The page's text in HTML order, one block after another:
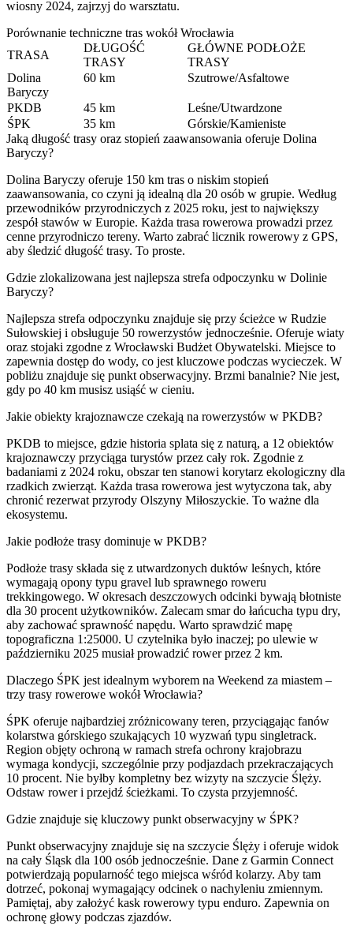
wiosny 2024, zajrzyj do warsztatu.
Porównanie techniczne tras wokół Wrocławia
TRASA
DŁUGOŚĆ
TRASY
GŁÓWNE PODŁOŻE
TRASY
Dolina
Baryczy
60 km Szutrowe/Asfaltowe
PKDB 45 km
Leśne/Utwardzone
ŚPK
35 km
Górskie/Kamieniste
Jaką długość trasy oraz stopień zaawansowania oferuje Dolina
Baryczy?
Dolina Baryczy oferuje 150 km tras o niskim stopień
zaawansowania, co czyni ją idealną dla 20 osób w grupie. Według
przewodników przyrodniczych z 2025 roku, jest to największy
zespół stawów w Europie. Każda trasa rowerowa prowadzi przez
cenne przyrodniczo tereny. Warto zabrać licznik rowerowy z GPS,
aby śledzić długość trasy. To proste.
Gdzie zlokalizowana jest najlepsza strefa odpoczynku w Dolinie
Baryczy?
Najlepsza strefa odpoczynku znajduje się przy ścieżce w Rudzie
Sułowskiej i obsługuje 50 rowerzystów jednocześnie. Oferuje wiaty
oraz stojaki zgodne z Wrocławski Budżet Obywatelski. Miejsce to
zapewnia dostęp do wody, co jest kluczowe podczas wycieczek. W
pobliżu znajduje się punkt obserwacyjny. Brzmi banalnie? Nie jest,
gdy po 40 km musisz usiąść w cieniu.
Jakie obiekty krajoznawcze czekają na rowerzystów w PKDB?
PKDB to miejsce, gdzie historia splata się z naturą, a 12 obiektów
krajoznawczy przyciąga turystów przez cały rok. Zgodnie z
badaniami z 2024 roku, obszar ten stanowi korytarz ekologiczny dla
rzadkich zwierząt. Każda trasa rowerowa jest wytyczona tak, aby
chronić rezerwat przyrody Olszyny Miłoszyckie. To ważne dla
ekosystemu.
Jakie podłoże trasy dominuje w PKDB?
Podłoże trasy składa się z utwardzonych duktów leśnych, które
wymagają opony typu gravel lub sprawnego roweru
trekkingowego. W okresach deszczowych odcinki bywają błotniste
dla 30 procent użytkowników. Zalecam smar do łańcucha typu dry,
aby zachować sprawność napędu. Warto sprawdzić mapę
topograficzna 1:25000. U czytelnika było inaczej; po ulewie w
październiku 2025 musiał prowadzić rower przez 2 km.
Dlaczego ŚPK jest idealnym wyborem na Weekend za miastem –
trzy trasy rowerowe wokół Wrocławia?
ŚPK oferuje najbardziej zróżnicowany teren, przyciągając fanów
kolarstwa górskiego szukających 10 wyzwań typu singletrack.
Region objęty ochroną w ramach strefa ochrony krajobrazu
wymaga kondycji, szczególnie przy podjazdach przekraczających
10 procent. Nie byłby kompletny bez wizyty na szczycie Ślęży.
Odstaw rower i przejdź ścieżkami. To czysta przyjemność.
Gdzie znajduje się kluczowy punkt obserwacyjny w ŚPK?
Punkt obserwacyjny znajduje się na szczycie Ślęży i oferuje widok
na cały Śląsk dla 100 osób jednocześnie. Dane z Garmin Connect
potwierdzają popularność tego miejsca wśród kolarzy. Aby tam
dotrzeć, pokonaj wymagający odcinek o nachyleniu zmiennym.
Pamiętaj, aby założyć kask rowerowy typu enduro. Zapewnia on
ochronę głowy podczas zjazdów.